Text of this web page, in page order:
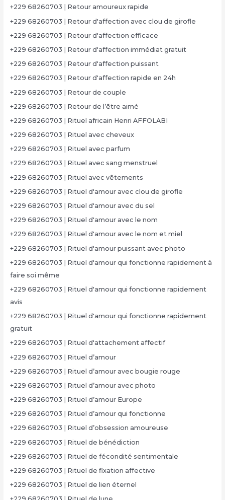
+229 68260703 | Retour amoureux rapide
+229 68260703 | Retour d'affection avec clou de girofle
+229 68260703 | Retour d'affection efficace
+229 68260703 | Retour d'affection immédiat gratuit
+229 68260703 | Retour d'affection puissant
+229 68260703 | Retour d'affection rapide en 24h
+229 68260703 | Retour de couple
+229 68260703 | Retour de l’être aimé
+229 68260703 | Rituel africain Henri AFFOLABI
+229 68260703 | Rituel avec cheveux
+229 68260703 | Rituel avec parfum
+229 68260703 | Rituel avec sang menstruel
+229 68260703 | Rituel avec vêtements
+229 68260703 | Rituel d'amour avec clou de girofle
+229 68260703 | Rituel d'amour avec du sel
+229 68260703 | Rituel d'amour avec le nom
+229 68260703 | Rituel d'amour avec le nom et miel
+229 68260703 | Rituel d'amour puissant avec photo
+229 68260703 | Rituel d'amour qui fonctionne rapidement à
faire soi même
+229 68260703 | Rituel d'amour qui fonctionne rapidement
avis
+229 68260703 | Rituel d'amour qui fonctionne rapidement
gratuit
+229 68260703 | Rituel d'attachement affectif
+229 68260703 | Rituel d’amour
+229 68260703 | Rituel d’amour avec bougie rouge
+229 68260703 | Rituel d’amour avec photo
+229 68260703 | Rituel d’amour Europe
+229 68260703 | Rituel d’amour qui fonctionne
+229 68260703 | Rituel d’obsession amoureuse
+229 68260703 | Rituel de bénédiction
+229 68260703 | Rituel de fécondité sentimentale
+229 68260703 | Rituel de fixation affective
+229 68260703 | Rituel de lien éternel